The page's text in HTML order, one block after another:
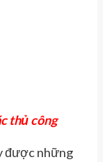
thủ công
được những